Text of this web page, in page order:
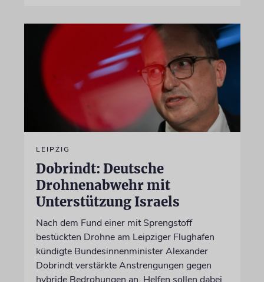
LEIPZIG
Dobrindt: Deutsche
Drohnenabwehr mit
Unterstützung Israels
Nach dem Fund einer mit Sprengstoff
bestückten Drohne am Leipziger Flughafen
kündigte Bundesinnenminister Alexander
Dobrindt verstärkte Anstrengungen gegen
hybride Bedrohungen an. Helfen sollen dabei